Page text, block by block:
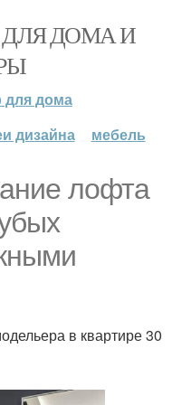
ДЛЯ ДОМА И
для дома
дизайна мебель
лофта
в квартире 30